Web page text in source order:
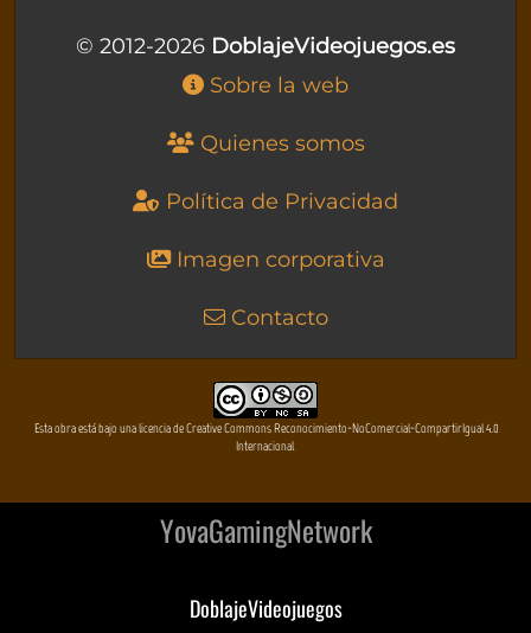
© 2012-2026 DoblajeVideojuegos.es
Sobre la web
Quienes somos
Política de Privacidad
Imagen corporativa
Contacto
Esta obra está bajo una licencia de Creative Commons Reconocimiento-NoComercial-CompartirIgual 4.0
Internacional
YovaGamingNetwork
DoblajeVideojuegos